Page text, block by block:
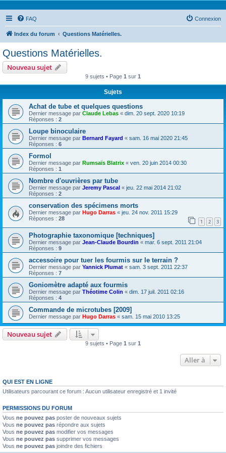
FAQ Connexion
Index du forum Questions Matérielles.
Questions Matérielles.
Nouveau sujet
9 sujets • Page 1 sur 1
Sujets
Achat de tube et quelques questions
Dernier message par Claude Lebas « dim. 20 sept. 2020 10:19
Réponses : 2
Loupe binoculaire
Dernier message par Bernard Fayard « sam. 16 mai 2020 21:45
Réponses : 6
Formol
Dernier message par Rumsaïs Blatrix « ven. 20 juin 2014 00:30
Réponses : 1
Nombre d'ouvrières par tube
Dernier message par Jeremy Pascal « jeu. 22 mai 2014 21:02
Réponses : 2
conservation des spécimens morts
Dernier message par Hugo Darras « jeu. 24 nov. 2011 15:29
Réponses : 28 1 2 3
Photographie taxonomique [techniques]
Dernier message par Jean-Claude Bourdin « mar. 6 sept. 2011 21:04
Réponses : 9
accessoire pour tuer les fourmis sur le terrain ?
Dernier message par Yannick Plumat « sam. 3 sept. 2011 22:37
Réponses : 7
Goniomètre adapté aux fourmis
Dernier message par Théotime Colin « dim. 17 juil. 2011 02:16
Réponses : 4
Commande de microtubes [2009]
Dernier message par Hugo Darras « sam. 15 mai 2010 13:25
Nouveau sujet
9 sujets • Page 1 sur 1
Aller à
QUI EST EN LIGNE
Utilisateurs parcourant ce forum : Aucun utilisateur enregistré et 1 invité
PERMISSIONS DU FORUM
Vous ne pouvez pas poster de nouveaux sujets
Vous ne pouvez pas répondre aux sujets
Vous ne pouvez pas modifier vos messages
Vous ne pouvez pas supprimer vos messages
Vous ne pouvez pas joindre des fichiers